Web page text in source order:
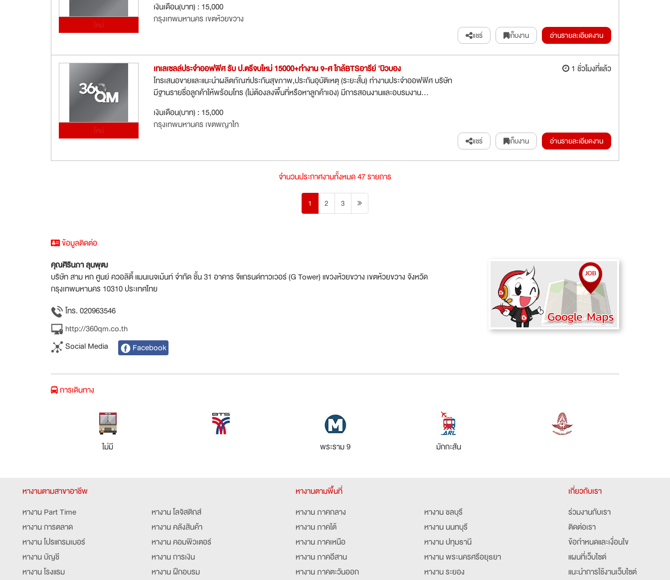
ใหม่
เงินเดือน(บาท) : 15,000
กรุงเทพมหานคร เขตห้วยขวาง
แชร์ เก็บงาน อ่านรายละเอียดงาน
ใหม่
เทเลเซลล์ประจำออฟฟิศ รับ ป.ตรีจบใหม่ 15000+ทำงาน จ-ศ ใกล้BTSอารีย์ 'บิวบอง
โทรเสนอขายและแนะนำผลิตภัณฑ์ประกันสุขภาพ,ประกันอุบัติเหตุ (ระยะสั้น) ทำงานประจำออฟฟิศ บริษัท
มีฐานรายชื่อลูกค้าให้พร้อมโทร (ไม่ต้องลงพื้นที่หรือหาลูกค้าเอง) มีการสอนงานและอบรมงาน...
เงินเดือน(บาท) : 15,000
กรุงเทพมหานคร เขตพญาไท
1 ชั่วโมงที่แล้ว
แชร์ เก็บงาน อ่านรายละเอียดงาน
จำนวนประกาศงานทั้งหมด 47 รายการ
1 2 3
ข้อมูลติดต่อ
คุณศิรินภา ลุนพุฒ
บริษัท สาม หก ศูนย์ ควอลิตี้ แมนเนจเม้นท์ จำกัด ชั้น 31 อาคาร จีแกรนด์ทาวเวอร์ (G Tower) แขวงห้วยขวาง เขตห้วยขวาง จังหวัด
กรุงเทพมหานคร 10310 ประเทศไทย
โทร. 020963546
http://360qm.co.th
Social Media
Facebook
การเดินทาง
ไม่มี พระราม 9 มักกะสัน
หางานตามสาขาอาชีพ
หางาน Part Time
หางาน การตลาด
หางาน โปรแกรมเมอร์
หางาน บัญชี
หางาน โรงแรม
หางาน โลจิสติกส์
หางาน คลังสินค้า
หางาน คอมพิวเตอร์
หางาน การเงิน
หางาน ฝึกอบรม
หางานตามพื้นที่
หางาน ภาคกลาง
หางาน ภาคใต้
หางาน ภาคเหนือ
หางาน ภาคอีสาน
หางาน ภาคตะวันออก
หางาน ชลบุรี
หางาน นนทบุรี
หางาน ปทุมธานี
หางาน พระนครศรีอยุธยา
หางาน ระยอง
เกี่ยวกับเรา
ร่วมงานกับเรา
ติดต่อเรา
ข้อกำหนดและเงื่อนไข
แผนที่เว็บไซต์
แนะนำการใช้งานเว็บไซต์